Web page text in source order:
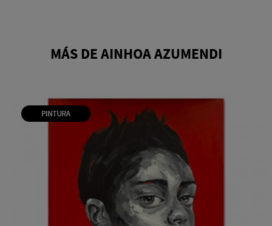
MÁS DE AINHOA AZUMENDI